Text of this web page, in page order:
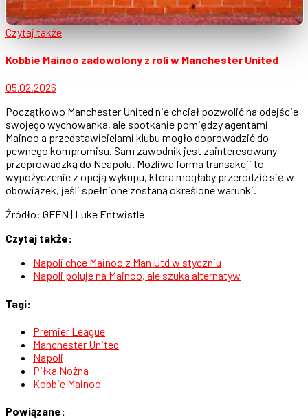
Czytaj także
Kobbie Mainoo zadowolony z roli w Manchester United
05.02.2026
Początkowo Manchester United nie chciał pozwolić na odejście
swojego wychowanka, ale spotkanie pomiędzy agentami
Mainoo a przedstawicielami klubu mogło doprowadzić do
pewnego kompromisu. Sam zawodnik jest zainteresowany
przeprowadzką do Neapolu. Możliwa forma transakcji to
wypożyczenie z opcją wykupu, która mogłaby przerodzić się w
obowiązek, jeśli spełnione zostaną określone warunki.
Źródło: GFFN | Luke Entwistle
Czytaj także:
Napoli chce Mainoo z Man Utd w styczniu
Napoli poluje na Mainoo, ale szuka alternatyw
Tagi:
Premier League
Manchester United
Napoli
Piłka Nożna
Kobbie Mainoo
Powiązane: